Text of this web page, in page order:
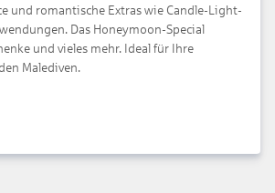
und romantische Extras wie Candle-Light-
Das Honeymoon-Special
und vieles mehr. Ideal für Ihre
Malediven.